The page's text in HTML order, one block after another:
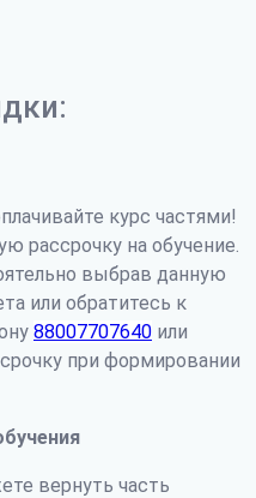
курс частями!
рассрочку на обучение.
выбрав данную
или обратитесь к
88007707640 или
при формировании
вернуть часть